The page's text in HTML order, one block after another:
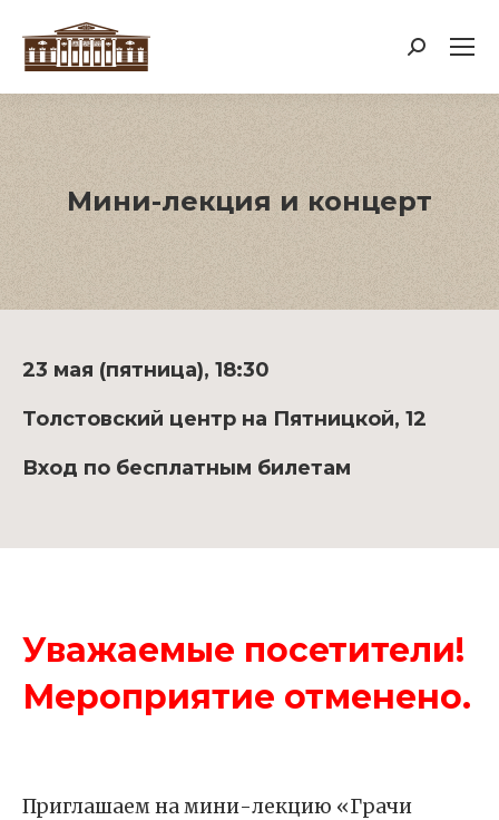
Поиск:
Мини-лекция и концерт
23 мая (пятница), 18:30
Толстовский центр на Пятницкой, 12
Вход по бесплатным билетам
Уважаемые посетители!
Мероприятие отменено.
Приглашаем на мини-лекцию «Грачи